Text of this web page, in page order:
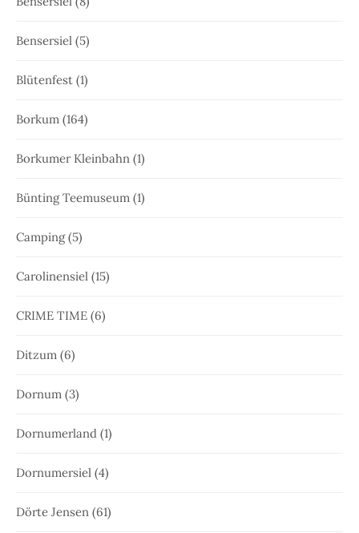
Bensersiel (5)
Blütenfest (1)
Borkum (164)
Borkumer Kleinbahn (1)
Bünting Teemuseum (1)
Camping(5)
Carolinensiel (15)
CRIME TIME (6)
Ditzum (6)
Dornum (3)
Dornumerland (1)
Dornumersiel (4)
Dörte Jensen (61)